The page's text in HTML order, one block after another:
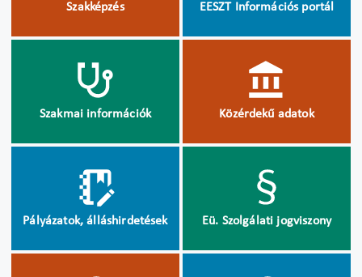
Szakképzés EESZT Információs portál
Szakmai információk Közérdekű adatok
Pályázatok, álláshirdetések Eü. Szolgálati jogviszony